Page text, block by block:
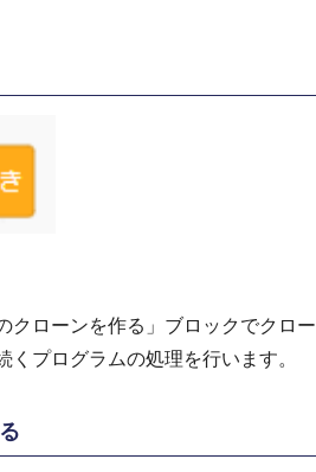
ローンを作る」ブロックでクロー
くプログラムの処理を行います。